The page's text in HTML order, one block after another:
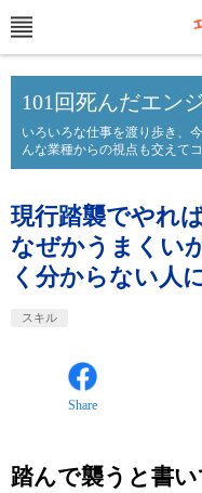
101回死んだエン
いろいろな仕事を渡り歩き、
んな業種からの視点も交えて
現行踏襲でやれ
なぜかうまくい
く分からない人
スキル
Share
踏んで襲うと書